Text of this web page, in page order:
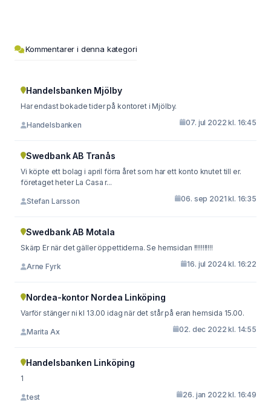
Kommentarer i denna kategori
Handelsbanken Mjölby
Har endast bokade tider på kontoret i Mjölby.
Handelsbanken 07. jul 2022 kl. 16:45
Swedbank AB Tranås
Vi köpte ett bolag i april förra året som har ett konto knutet till er.
företaget heter La Casa r...
Stefan Larsson 06. sep 2021 kl. 16:35
Swedbank AB Motala
Skärp Er när det gäller öppettiderna. Se hemsidan !!!!!!!!!!!
Arne Fyrk 16. jul 2024 kl. 16:22
Nordea-kontor Nordea Linköping
Varför stänger ni kl 13.00 idag när det står på eran hemsida 15.00.
Marita Ax 02. dec 2022 kl. 14:55
Handelsbanken Linköping
1
test 26. jan 2022 kl. 16:49